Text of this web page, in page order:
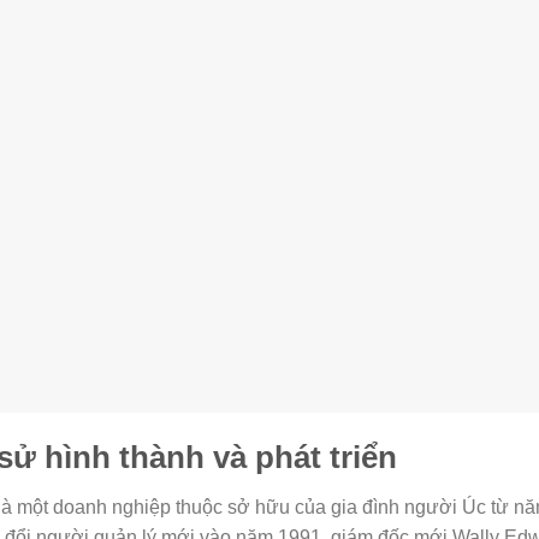
hình thành và phát triển
là một doanh nghiệp thuộc sở hữu của gia đình người Úc từ